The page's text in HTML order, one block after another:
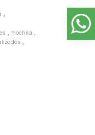
,
, mochila ,
,